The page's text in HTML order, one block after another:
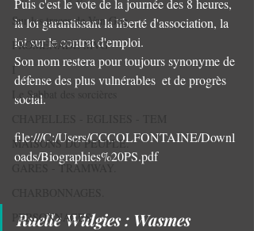
Sur les traces de Van Gog
PROMENADE MVG
I
Le Sabbat des sorcières
MAISONS DU PEUPLE.
GARES - TRAMWAY.
PERSONNAGES
Puis c'est le vote de la journée des 8 heures,
la loi garantissant la liberté d'association, la
loi sur le contrat d'emploi.
Son nom restera pour toujours synonyme de
défense des plus vulnérables  et de progrès
social.
file:///C:/Users/CCCOLFONTAINE/Downl
oads/Biographies%20PS.pdf
Ruelle Widgies : Wasmes